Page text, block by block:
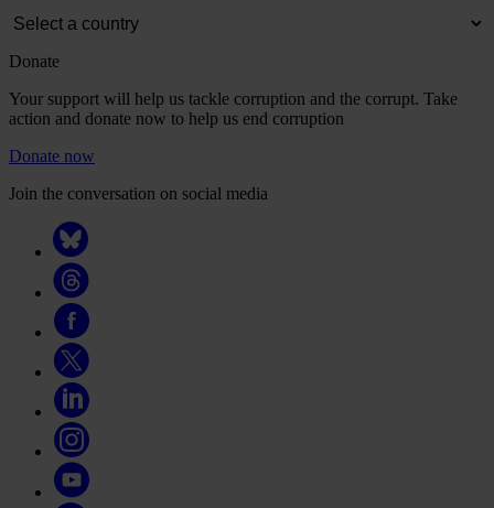
Donate
Your support will help us tackle corruption and the corrupt. Take
action and donate now to help us end corruption
Donate now
Join the conversation on social media